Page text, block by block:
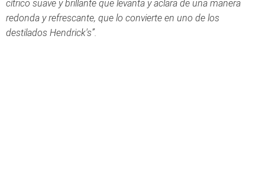
cítrico suave y brillante que levanta y aclara de una manera
redonda y refrescante, que lo convierte en uno de los
destilados Hendrick's”.